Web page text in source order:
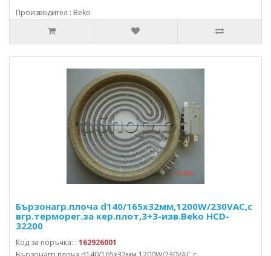
Производител : Beko
Бързонагр.плоча d140/165x32мм,1200W/230VAC,с
вгр.терморег.за кер.плот,3+3-изв.Beko HCD-
32200
Код за поръчка: : 162926001